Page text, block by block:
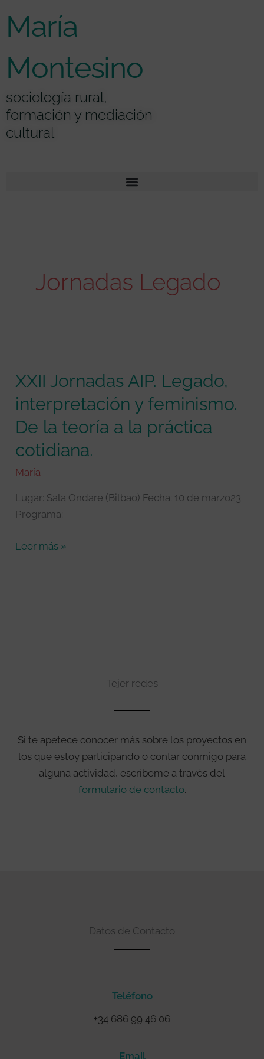
María
Montesino
sociología rural,
formación y mediación
cultural
Jornadas Legado
XXII Jornadas AIP. Legado,
interpretación y feminismo.
De la teoría a la práctica
cotidiana.
María
Lugar: Sala Ondare (Bilbao) Fecha: 10 de marzo23
Programa:
AIP.
Legado,
interpretación
feminismo.
la
teoría
a
práctica
Leer más »
Tejer redes
Si te apetece conocer más sobre los proyectos en
los que estoy participando o contar conmigo para
alguna actividad, escríbeme a través del
formulario de contacto.
Datos de Contacto
Teléfono
+34 686 99 46 06
Email